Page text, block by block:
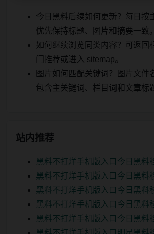
今日黑料后续如何更新？每日按
优先保持标题、图片和摘要一致。
如何继续浏览同类内容？可返回
门推荐或进入 sitemap。
图片如何匹配关键词？图片文件
包含主关键词、栏目词和文章标
站内推荐
黑料不打烊手机版入口今日黑料
黑料不打烊手机版入口今日黑料
黑料不打烊手机版入口今日黑料
黑料不打烊手机版入口今日黑料
黑料不打烊手机版入口今日黑料